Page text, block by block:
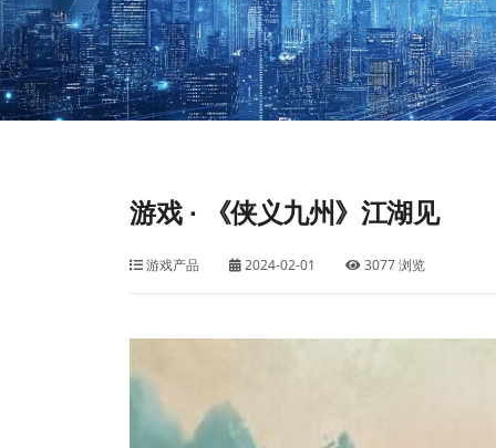
游戏 · 《侠义九州》江湖见
游戏产品 2024-02-01 3077 浏览